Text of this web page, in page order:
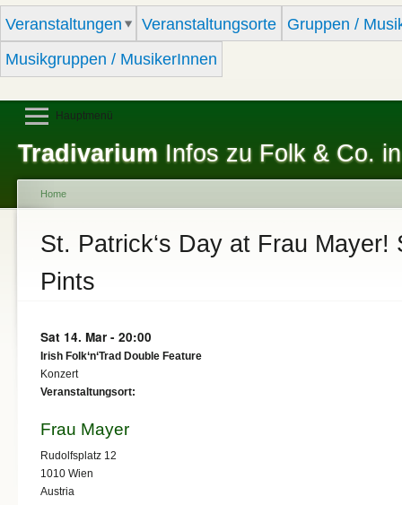
Veranstaltungen Veranstaltungsorte
Gruppen /
Musikgruppen / MusikerInnen
Tradivarium Infos zu Folk & Co.
Hauptmenü
You are here
Home
St. Patrick‘s Day at Frau
Pints
Sat 14. Mar - 20:00
Irish Folk‘n‘Trad Double Feature
Konzert
Veranstaltungsort:
Frau Mayer
Rudolfsplatz 12
1010 Wien
Austria